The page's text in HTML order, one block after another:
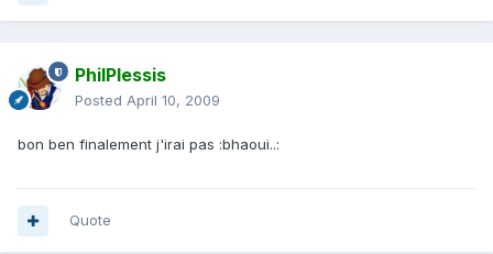
PhilPlessis
Posted April 10, 2009
bon ben finalement j'irai pas :bhaoui..:
Quote